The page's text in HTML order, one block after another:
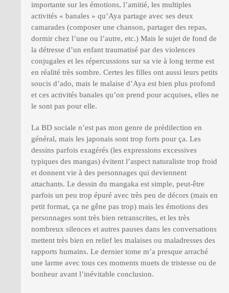
importante sur les émotions, l’amitié, les multiples
activités « banales » qu’Aya partage avec ses deux
camarades (composer une chanson, partager des repas,
dormir chez l’une ou l’autre, etc.) Mais le sujet de fond de
la détresse d’un enfant traumatisé par des violences
conjugales et les répercussions sur sa vie à long terme est
en réalité très sombre. Certes les filles ont aussi leurs petits
soucis d’ado, mais le malaise d’Aya est bien plus profond
et ces activités banales qu’on prend pour acquises, elles ne
le sont pas pour elle.
La BD sociale n’est pas mon genre de prédilection en
général, mais les japonais sont trop forts pour ça. Les
dessins parfois exagérés (les expressions excessives
typiques des mangas) évitent l’aspect naturaliste trop froid
et donnent vie à des personnages qui deviennent
attachants. Le dessin du mangaka est simple, peut-être
parfois un peu trop épuré avec très peu de décors (mais en
petit format, ça ne gêne pas trop) mais les émotions des
personnages sont très bien retranscrites, et les très
nombreux silences et autres pauses dans les conversations
mettent très bien en relief les malaises ou maladresses des
rapports humains. Le dernier tome m’a presque arraché
une larme avec tous ces moments muets de tristesse ou de
bonheur avant l’inévitable conclusion.